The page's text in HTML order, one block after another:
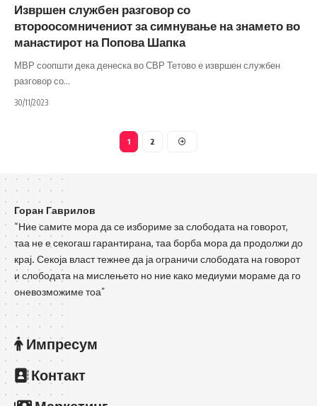
Извршен службен разговор со
второосомничениот за симнување на знамето во
манастирот на Попова Шапка
МВР соопшти дека денеска во СВР Тетово е извршен службен
разговор со…
30/11/2023
1 2
Горан Гаврилов
“Ние самите мора да се избориме за слободата на говорот,
таа не е секогаш гарантирана, таа борба мора да продолжи до
крај. Секоја власт тежнее да ја ограничи слободата на говорот
и слободата на мислењето но ние како медиуми мораме да го
оневозможиме тоа”
Импресум
Контакт